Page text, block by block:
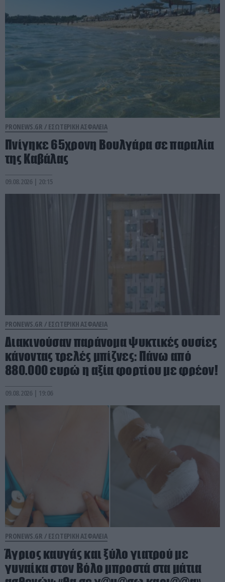
PRONEWS.GR / ΕΣΩΤΕΡΙΚΗ ΑΣΦΑΛΕΙΑ
Πνίγηκε 65χρονη Βουλγάρα σε παραλία
της Καβάλας
09.08.2026 | 20:15
PRONEWS.GR / ΕΣΩΤΕΡΙΚΗ ΑΣΦΑΛΕΙΑ
Διακινούσαν παράνομα ψυκτικές ουσίες
κάνοντας τρελές μπίζνες: Πάνω από
880.000 ευρώ η αξία φορτίου με φρέον!
09.08.2026 | 19:06
PRONEWS.GR / ΕΣΩΤΕΡΙΚΗ ΑΣΦΑΛΕΙΑ
Άγριος καυγάς και ξύλο γιατρού με
γυναίκα στον Βόλο μπροστά στα μάτια